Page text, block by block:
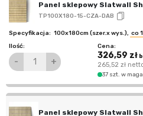
Panel sklepowy Slatwall
TP100X180-15-CZA-DAB
100x180cm (szer.x wys.), co
- +
326,59 zł
265,52 zł
37 szt. w
Panel sklepowy Slatwall